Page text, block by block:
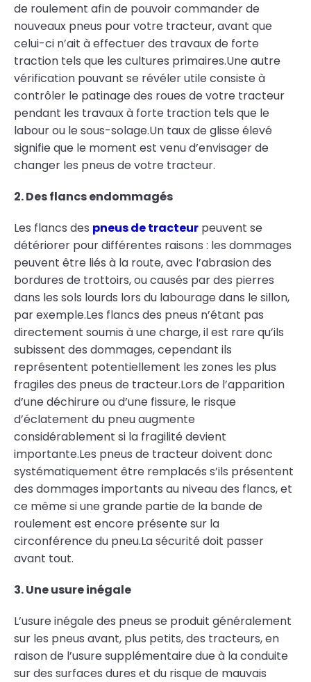
de roulement afin de pouvoir commander de
nouveaux pneus pour votre tracteur, avant que
celui-ci n’ait à effectuer des travaux de forte
traction tels que les cultures primaires.Une autre
vérification pouvant se révéler utile consiste à
contrôler le patinage des roues de votre tracteur
pendant les travaux à forte traction tels que le
labour ou le sous-solage.Un taux de glisse élevé
signifie que le moment est venu d’envisager de
changer les pneus de votre tracteur.
2. Des flancs endommagés
Les flancs des pneus de tracteur peuvent se
détériorer pour différentes raisons : les dommages
peuvent être liés à la route, avec l’abrasion des
bordures de trottoirs, ou causés par des pierres
dans les sols lourds lors du labourage dans le sillon,
par exemple.Les flancs des pneus n’étant pas
directement soumis à une charge, il est rare qu’ils
subissent des dommages, cependant ils
représentent potentiellement les zones les plus
fragiles des pneus de tracteur.Lors de l’apparition
d’une déchirure ou d’une fissure, le risque
d’éclatement du pneu augmente
considérablement si la fragilité devient
importante.Les pneus de tracteur doivent donc
systématiquement être remplacés s’ils présentent
des dommages importants au niveau des flancs, et
ce même si une grande partie de la bande de
roulement est encore présente sur la
circonférence du pneu.La sécurité doit passer
avant tout.
3. Une usure inégale
L’usure inégale des pneus se produit généralement
sur les pneus avant, plus petits, des tracteurs, en
raison de l’usure supplémentaire due à la conduite
sur des surfaces dures et du risque de mauvais